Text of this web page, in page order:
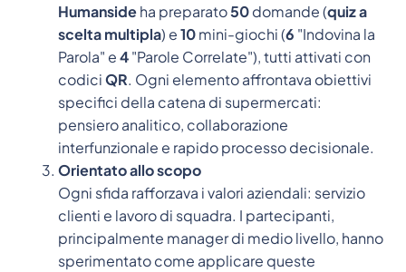
Humansideha preparato50domande (quiz a
scelta multipla) e10mini-giochi (6 "Indovina la
Parola" e4"Parole Correlate"), tutti attivati con
codiciQR. Ogni elemento affrontava obiettivi
specifici della catena di supermercati:
pensiero analitico, collaborazione
interfunzionale e rapido processo decisionale.
Orientato allo scopo
Ogni sfida rafforzava i valori aziendali: servizio
clienti e lavoro di squadra. I partecipanti,
principalmente manager di medio livello, hanno
sperimentato come applicare queste